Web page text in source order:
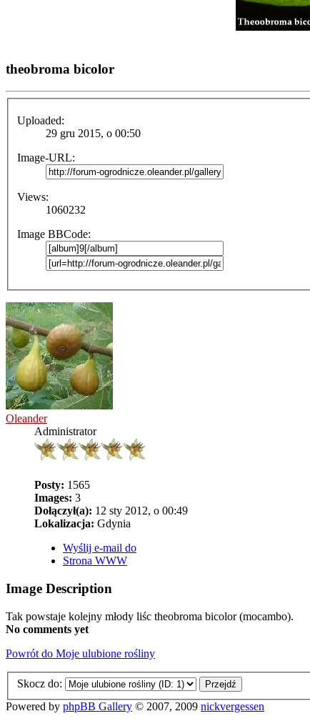
theobroma bicolor
Uploaded:
29 gru 2015, o 00:50
Image-URL:
Views:
1060232
Image BBCode:
Oleander
Administrator
Posty: 1565
Images: 3
Dołączył(a): 12 sty 2012, o 00:49
Lokalizacja: Gdynia
Wyślij e-mail do
Strona WWW
Image Description
Tak powstaje kolejny młody liśc theobroma bicolor (mocambo).
No comments yet
Powrót do Moje ulubione rośliny
Skocz do:
Powered by phpBB Gallery © 2007, 2009 nickvergessen